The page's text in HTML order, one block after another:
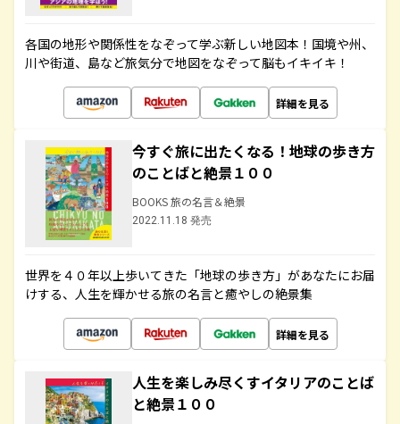
各国の地形や関係性をなぞって学ぶ新しい地図本！国境や州、
川や街道、島など旅気分で地図をなぞって脳もイキイキ！
詳細を見る
今すぐ旅に出たくなる！地球の歩き方
のことばと絶景１００
BOOKS 旅の名言＆絶景
2022.11.18 発売
世界を４０年以上歩いてきた「地球の歩き方」があなたにお届
けする、人生を輝かせる旅の名言と癒やしの絶景集
詳細を見る
人生を楽しみ尽くすイタリアのことば
と絶景１００